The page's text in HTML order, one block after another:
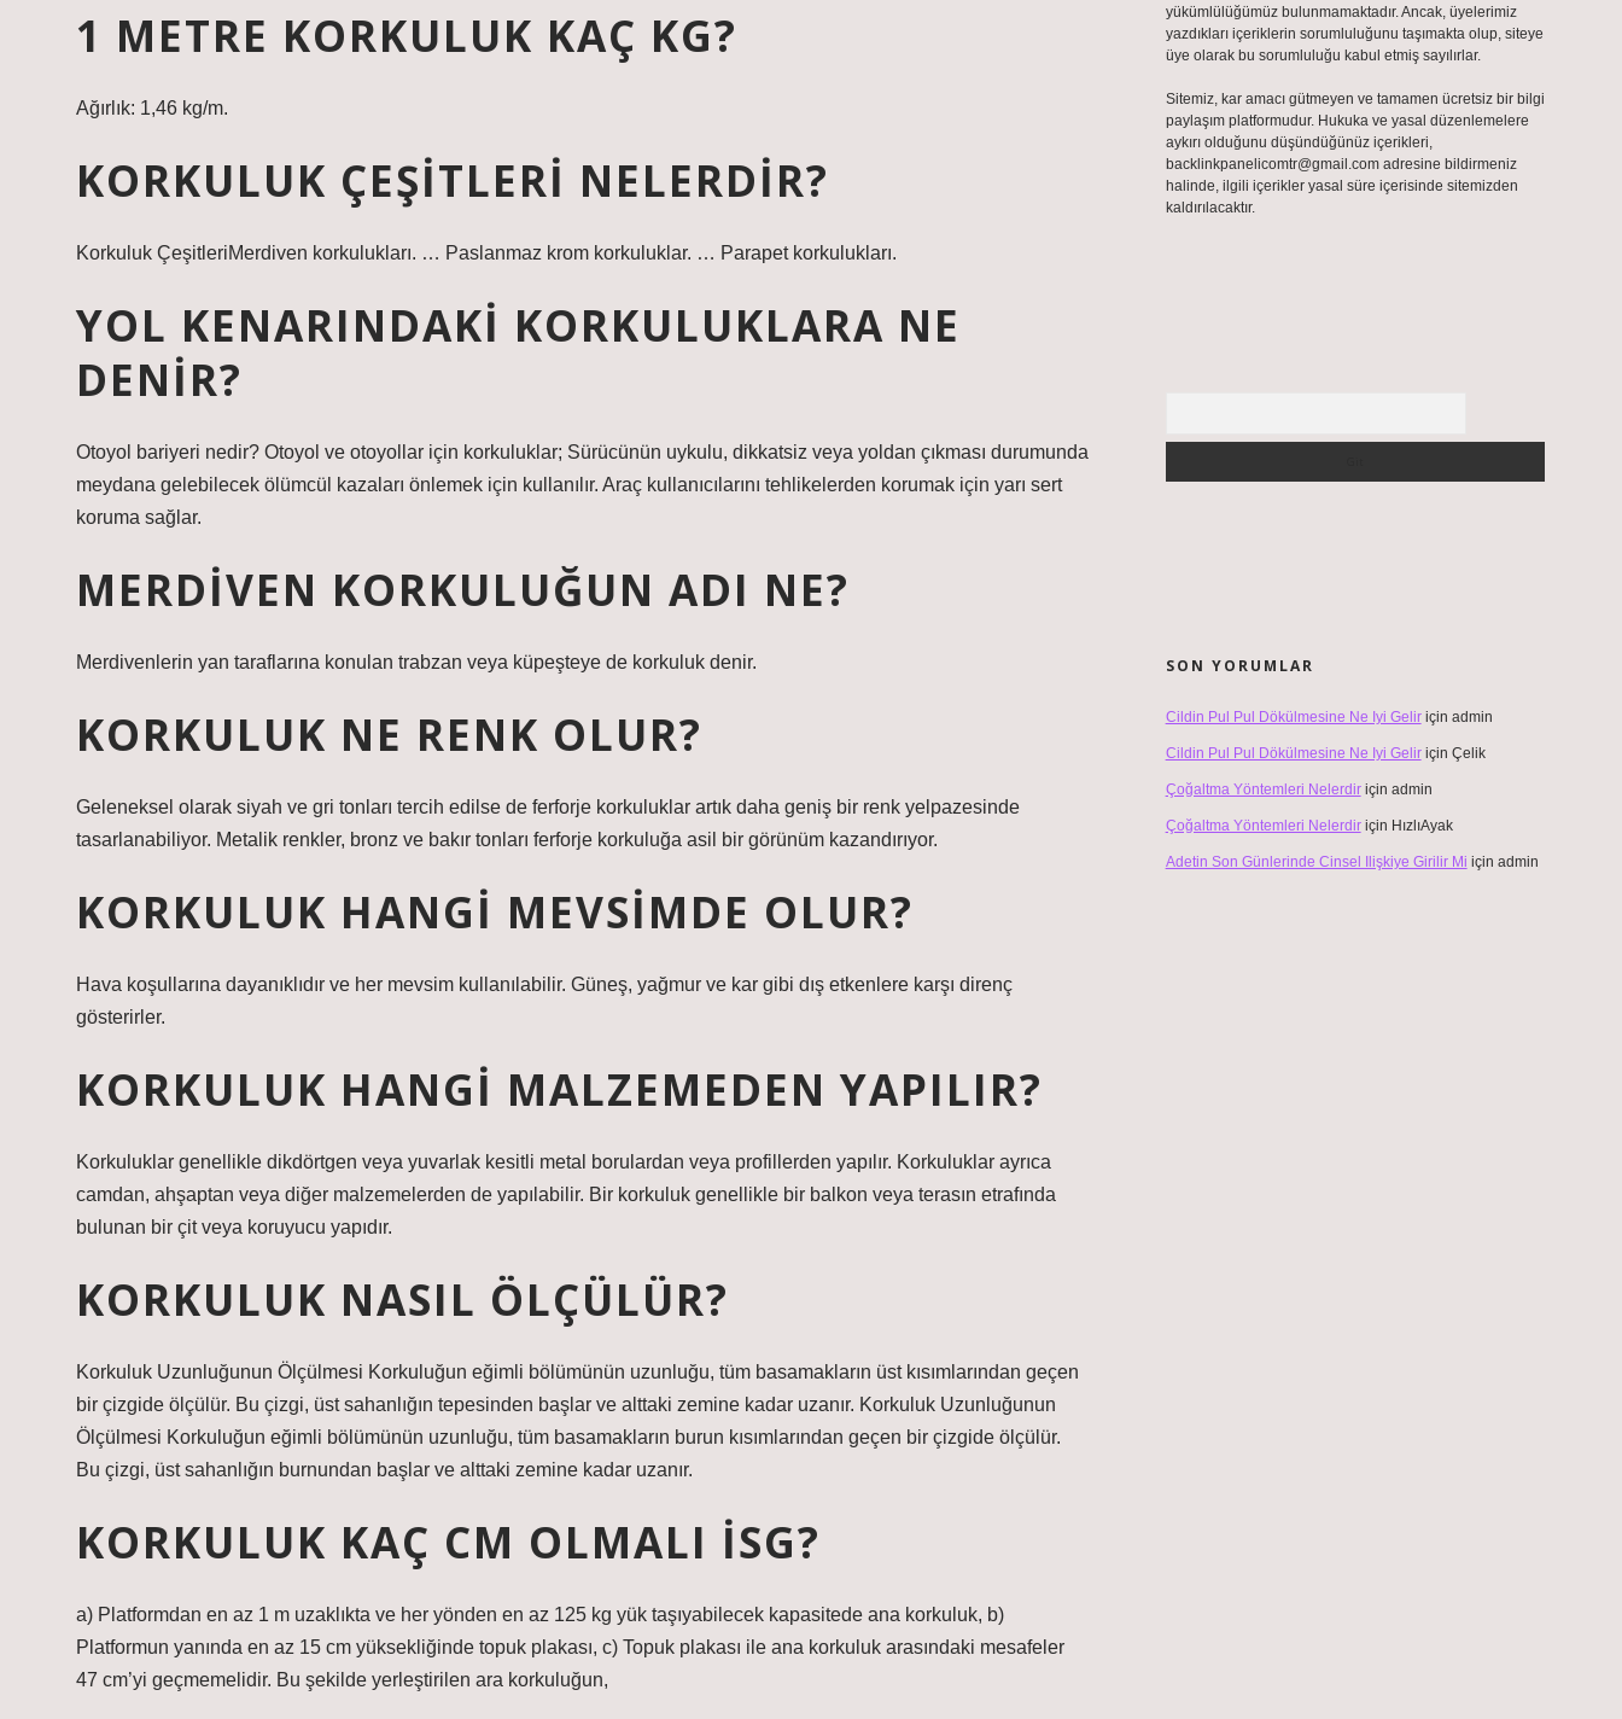
1 METRE KORKULUK KAÇ KG?
Ağırlık: 1,46 kg/m.
KORKULUK ÇEŞITLERI NELERDIR?
Korkuluk ÇeşitleriMerdiven korkulukları. … Paslanmaz krom korkuluklar. … Parapet korkulukları.
YOL KENARINDAKI KORKULUKLARA NE
DENIR?
Otoyol bariyeri nedir? Otoyol ve otoyollar için korkuluklar; Sürücünün uykulu, dikkatsiz veya yoldan çıkması durumunda
meydana gelebilecek ölümcül kazaları önlemek için kullanılır. Araç kullanıcılarını tehlikelerden korumak için yarı sert
koruma sağlar.
MERDIVEN KORKULUĞUN ADI NE?
Merdivenlerin yan taraflarına konulan trabzan veya küpeşteye de korkuluk denir.
KORKULUK NE RENK OLUR?
Geleneksel olarak siyah ve gri tonları tercih edilse de ferforje korkuluklar artık daha geniş bir renk yelpazesinde
tasarlanabiliyor. Metalik renkler, bronz ve bakır tonları ferforje korkuluğa asil bir görünüm kazandırıyor.
KORKULUK HANGI MEVSIMDE OLUR?
Hava koşullarına dayanıklıdır ve her mevsim kullanılabilir. Güneş, yağmur ve kar gibi dış etkenlere karşı direnç
gösterirler.
KORKULUK HANGI MALZEMEDEN YAPILIR?
Korkuluklar genellikle dikdörtgen veya yuvarlak kesitli metal borulardan veya profillerden yapılır. Korkuluklar ayrıca
camdan, ahşaptan veya diğer malzemelerden de yapılabilir. Bir korkuluk genellikle bir balkon veya terasın etrafında
bulunan bir çit veya koruyucu yapıdır.
KORKULUK NASIL ÖLÇÜLÜR?
Korkuluk Uzunluğunun Ölçülmesi Korkuluğun eğimli bölümünün uzunluğu, tüm basamakların üst kısımlarından geçen
bir çizgide ölçülür. Bu çizgi, üst sahanlığın tepesinden başlar ve alttaki zemine kadar uzanır. Korkuluk Uzunluğunun
Ölçülmesi Korkuluğun eğimli bölümünün uzunluğu, tüm basamakların burun kısımlarından geçen bir çizgide ölçülür.
Bu çizgi, üst sahanlığın burnundan başlar ve alttaki zemine kadar uzanır.
KORKULUK KAÇ CM OLMALI ISG?
a) Platformdan en az 1 m uzaklıkta ve her yönden en az 125 kg yük taşıyabilecek kapasitede ana korkuluk, b)
Platformun yanında en az 15 cm yüksekliğinde topuk plakası, c) Topuk plakası ile ana korkuluk arasındaki mesafeler
47 cm’yi geçmemelidir. Bu şekilde yerleştirilen ara korkuluğun,
yükümlülüğümüz bulunmamaktadır. Ancak, üyelerimiz
yazdıkları içeriklerin sorumluluğunu taşımakta olup, siteye
üye olarak bu sorumluluğu kabul etmiş sayılırlar.
Sitemiz, kar amacı gütmeyen ve tamamen ücretsiz bir bilgi
paylaşım platformudur. Hukuka ve yasal düzenlemelere
aykırı olduğunu düşündüğünüz içerikleri,
backlinkpanelicomtr@gmail.comadresine bildirmeniz
halinde, ilgili içerikler yasal süre içerisinde sitemizden
kaldırılacaktır.
SON YORUMLAR
Cildin Pul Pul Dökülmesine Ne Iyi Geliriçin admin
Cildin Pul Pul Dökülmesine Ne Iyi Geliriçin Çelik
Çoğaltma Yöntemleri Nelerdiriçin admin
Çoğaltma Yöntemleri Nelerdiriçin HızlıAyak
Adetin Son Günlerinde Cinsel Ilişkiye Girilir Mi için admin